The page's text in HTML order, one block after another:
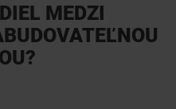
MEDZI